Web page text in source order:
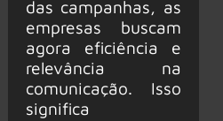
das campanhas, as
empresas buscam
agora eficiência e
relevância na
comunicação. Isso
significa